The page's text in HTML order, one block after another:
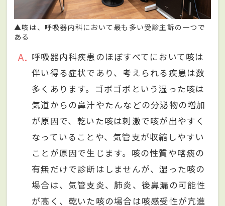
▲咳は、呼吸器内科において最も多い受診主訴の⼀つで
ある
A
呼吸器内科疾患のほぼすべてにおいて咳は
伴い得る症状であり、考えられる疾患は数
多くあります。ゴボゴボという湿った咳は
気道からの⿐汁やたんなどの分泌物の増加
が原因で、乾いた咳は刺激で咳が出やすく
なっていることや、気管⽀が収縮しやすい
ことが原因で⽣じます。咳の性質や喀痰の
有無だけで診断はしませんが、湿った咳の
場合は、気管⽀炎、肺炎、後⿐漏の可能性
が⾼く、乾いた咳の場合は咳感受性が亢進